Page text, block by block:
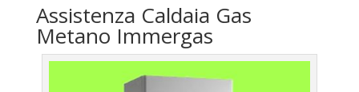
Assistenza Caldaia Gas
Metano Immergas